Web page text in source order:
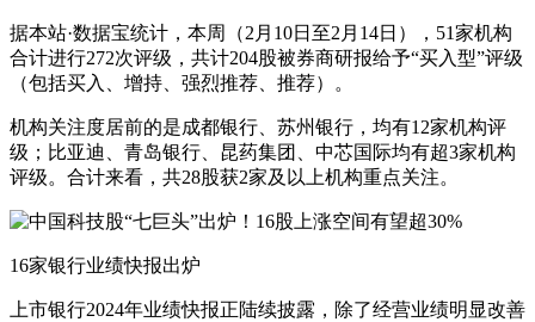
据本站·数据宝统计，本周（2月10日至2月14日），51家机构
合计进行272次评级，共计204股被券商研报给予“买入型”评级
（包括买入、增持、强烈推荐、推荐）。
机构关注度居前的是成都银行、苏州银行，均有12家机构评
级；比亚迪、青岛银行、昆药集团、中芯国际均有超3家机构
评级。合计来看，共28股获2家及以上机构重点关注。
16家银行业绩快报出炉
上市银行2024年业绩快报正陆续披露，除了经营业绩明显改善